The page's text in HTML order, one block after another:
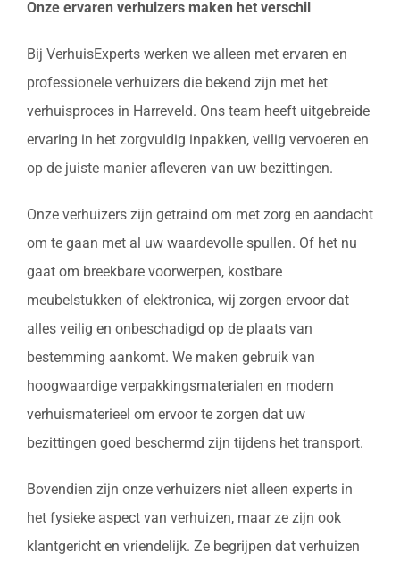
Onze ervaren verhuizers maken het verschil
Bij VerhuisExperts werken we alleen met ervaren en
professionele verhuizers die bekend zijn met het
verhuisproces in Harreveld. Ons team heeft uitgebreide
ervaring in het zorgvuldig inpakken, veilig vervoeren en
op de juiste manier afleveren van uw bezittingen.
Onze verhuizers zijn getraind om met zorg en aandacht
om te gaan met al uw waardevolle spullen. Of het nu
gaat om breekbare voorwerpen, kostbare
meubelstukken of elektronica, wij zorgen ervoor dat
alles veilig en onbeschadigd op de plaats van
bestemming aankomt. We maken gebruik van
hoogwaardige verpakkingsmaterialen en modern
verhuismaterieel om ervoor te zorgen dat uw
bezittingen goed beschermd zijn tijdens het transport.
Bovendien zijn onze verhuizers niet alleen experts in
het fysieke aspect van verhuizen, maar ze zijn ook
klantgericht en vriendelijk. Ze begrijpen dat verhuizen